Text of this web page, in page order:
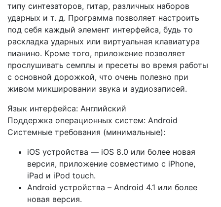
типу синтезаторов, гитар, различных наборов
ударных и т. д. Программа позволяет настроить
под себя каждый элемент интерфейса, будь то
раскладка ударных или виртуальная клавиатура
пианино. Кроме того, приложение позволяет
прослушивать семплы и пресеты во время работы
с основной дорожкой, что очень полезно при
живом микшировании звука и аудиозаписей.
Язык интерфейса: Английский
Поддержка операционных систем: Android
Системные требования (минимальные):
iOS устройства — iOS 8.0 или более новая
версия, приложение совместимо с iPhone,
iPad и iPod touch.
Android устройства – Android 4.1 или более
новая версия.